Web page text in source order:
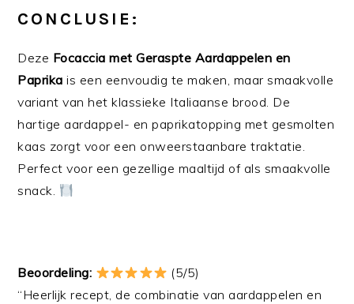
CONCLUSIE:
Deze Focaccia met Geraspte Aardappelen en
Paprika is een eenvoudig te maken, maar smaakvolle
variant van het klassieke Italiaanse brood. De
hartige aardappel- en paprikatopping met gesmolten
kaas zorgt voor een onweerstaanbare traktatie.
Perfect voor een gezellige maaltijd of als smaakvolle
snack.
Beoordeling:
(5/5)
“Heerlijk recept, de combinatie van aardappelen en